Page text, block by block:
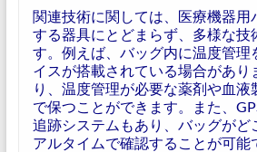
関連技術に関しては、医療機器用
する器具にとどまらず、多様な技
す。例えば、バッグ内に温度管理
イスが搭載されている場合があり
り、温度管理が必要な薬剤や血
で保つことができます。また、
追跡システムもあり、バッグがど
アルタイムで確認することが可能